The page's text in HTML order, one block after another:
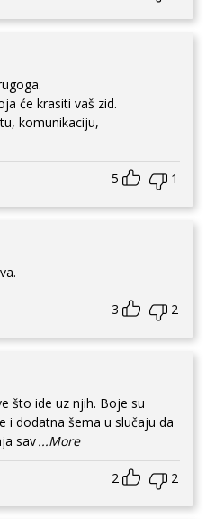
će krasiti vaš zid.
komunikaciju,
5 1
3 2
što ide uz njih. Boje su
i dodatna šema u slučaju da
sav...More
2 2